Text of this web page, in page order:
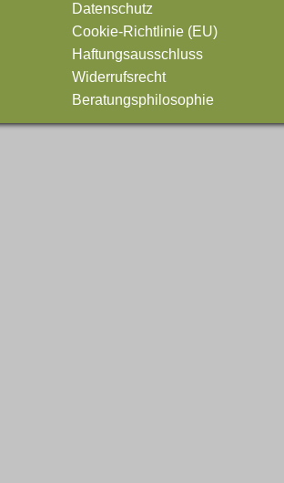
Datenschutz
Cookie-Richtlinie (EU)
Haftungsausschluss
Widerrufsrecht
Beratungsphilosophie